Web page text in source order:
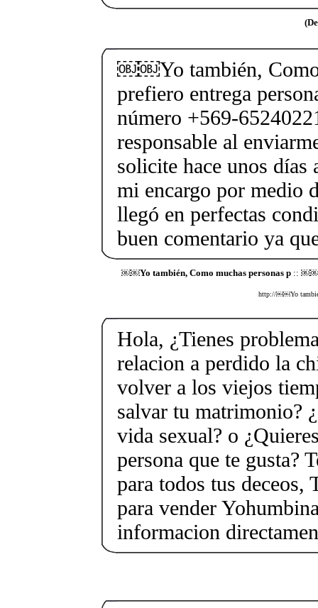
￼￼Yo también, Como
prefiero entrega
número +569-
responsable al
solicite hace unos días
mi encargo por medio
llegó en perfectas
buen comentario ya
￼￼Yo también, Como muchas personas p::
http://￼￼Yo
Hola, ¿Tienes
relacion a perdido la
volver a los viejos
salvar tu matrimonio?
vida sexual? o
persona que te gusta?
para todos tus deceos,
para vender
informacion